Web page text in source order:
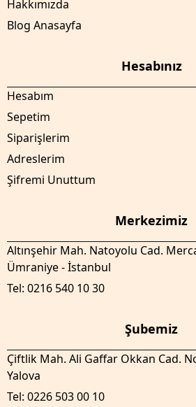
Hakkımızda
Blog Anasayfa
Hesabınız
Hesabım
Sepetim
Siparişlerim
Adreslerim
Şifremi Unuttum
Merkezimiz
Altınşehir Mah. Natoyolu Cad.
Ümraniye - İstanbul
Tel: 0216 540 10 30
Şubemiz
Çiftlik Mah. Ali Gaffar Okkan Cad.
Yalova
Tel: 0226 503 00 10